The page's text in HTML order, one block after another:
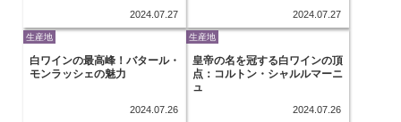
2024.07.27 2024.07.27
生産地
白ワインの最高峰！バタール・
モンラッシェの魅力
2024.07.26
生産地
皇帝の名を冠する白ワインの頂
点：コルトン・シャルルマーニ
ュ
2024.07.26